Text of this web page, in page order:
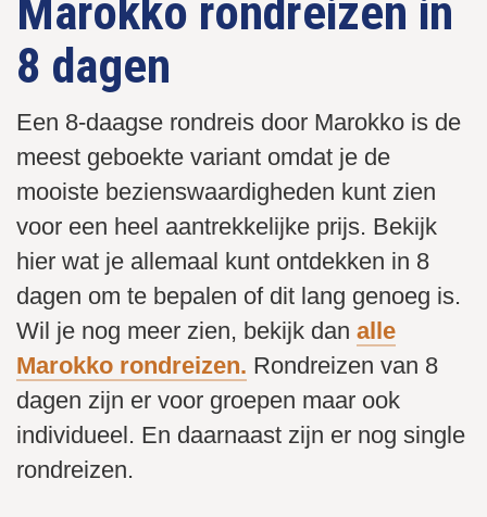
Marokko rondreizen in
8 dagen
Een 8-daagse rondreis door Marokko is de
meest geboekte variant omdat je de
mooiste bezienswaardigheden kunt zien
voor een heel aantrekkelijke prijs. Bekijk
hier wat je allemaal kunt ontdekken in 8
dagen om te bepalen of dit lang genoeg is.
Wil je nog meer zien, bekijk dan alle
Marokko rondreizen. Rondreizen van 8
dagen zijn er voor groepen maar ook
individueel. En daarnaast zijn er nog single
rondreizen.